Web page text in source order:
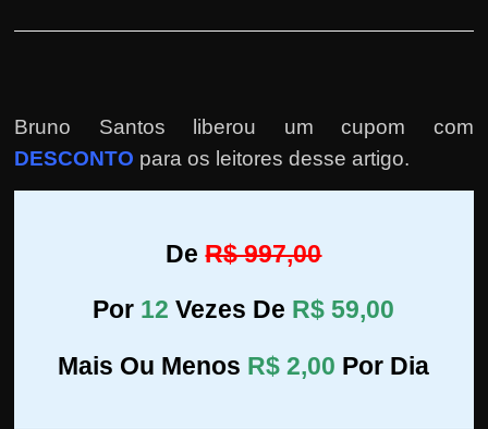
Bruno Santos liberou um cupom com
DESCONTO para os leitores desse artigo.
De R$ 997,00
Por 12 Vezes De R$ 59,00
Mais Ou Menos R$ 2,00 Por Dia